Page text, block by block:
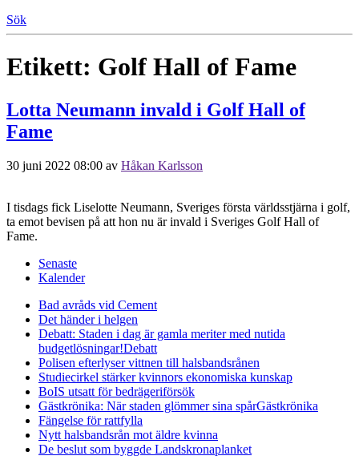
Sök
Etikett: Golf Hall of Fame
Lotta Neumann invald i Golf Hall of
Fame
30 juni 2022 08:00 av Håkan Karlsson
I tisdags fick Liselotte Neumann, Sveriges första världsstjärna i golf,
ta emot bevisen på att hon nu är invald i Sveriges Golf Hall of
Fame.
Senaste
Kalender
Bad avråds vid Cement
Det händer i helgen
Debatt: Staden i dag är gamla meriter med nutida
budgetlösningar!Debatt
Polisen efterlyser vittnen till halsbandsrånen
Studiecirkel stärker kvinnors ekonomiska kunskap
BoIS utsatt för bedrägeriförsök
Gästkrönika: När staden glömmer sina spårGästkrönika
Fängelse för rattfylla
Nytt halsbandsrån mot äldre kvinna
De beslut som byggde Landskronaplanket